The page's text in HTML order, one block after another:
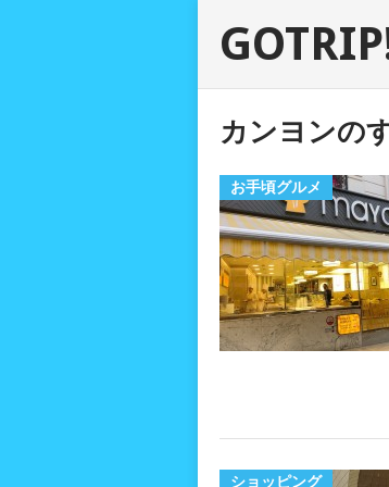
カンヨンの
お手頃グルメ
ショッピング